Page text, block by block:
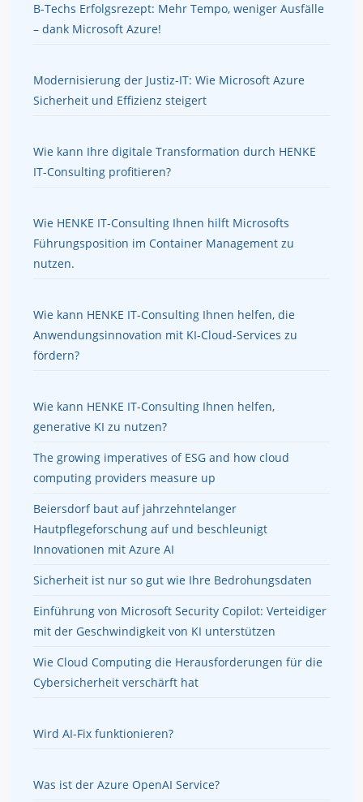
B-Techs Erfolgsrezept: Mehr Tempo, weniger Ausfälle
– dank Microsoft Azure!
Modernisierung der Justiz-IT: Wie Microsoft Azure
Sicherheit und Effizienz steigert
Wie kann Ihre digitale Transformation durch HENKE
IT-Consulting profitieren?
Wie HENKE IT-Consulting Ihnen hilft Microsofts
Führungsposition im Container Management zu
nutzen.
Wie kann HENKE IT-Consulting Ihnen helfen, die
Anwendungsinnovation mit KI-Cloud-Services zu
fördern?
Wie kann HENKE IT-Consulting Ihnen helfen,
generative KI zu nutzen?
The growing imperatives of ESG and how cloud
computing providers measure up
Beiersdorf baut auf jahrzehntelanger
Hautpflegeforschung auf und beschleunigt
Innovationen mit Azure AI
Sicherheit ist nur so gut wie Ihre Bedrohungsdaten
Einführung von Microsoft Security Copilot: Verteidiger
mit der Geschwindigkeit von KI unterstützen
Wie Cloud Computing die Herausforderungen für die
Cybersicherheit verschärft hat
Wird AI-Fix funktionieren?
Was ist der Azure OpenAI Service?